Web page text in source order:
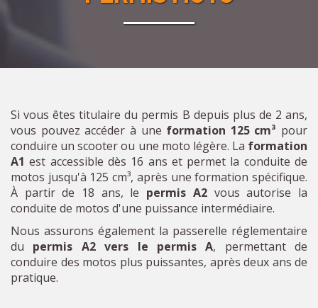
Si vous êtes titulaire du permis B depuis plus de 2 ans,
vous pouvez accéder à une formation 125 cm³ pour
conduire un scooter ou une moto légère. La formation
A1 est accessible dès 16 ans et permet la conduite de
motos jusqu'à 125 cm³, après une formation spécifique.
À partir de 18 ans, le permis A2vous autorise la
conduite de motos d'une puissance intermédiaire.
Nous assurons également la passerelle réglementaire
du permis A2 vers le permis A, permettant de
conduire des motos plus puissantes, après deux ans de
pratique.